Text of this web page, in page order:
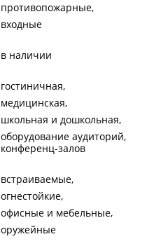
противопожарные
входные
в наличии
гостиничная
медицинская
школьная и дошкольная
оборудование аудиторий,
конференц-залов
встраиваемые
огнестойкие
офисные и мебельные
оружейные